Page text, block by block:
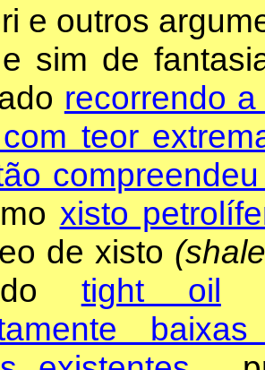
e outros
sim de
recorrendo
teor
xisto
de xisto
tight oil